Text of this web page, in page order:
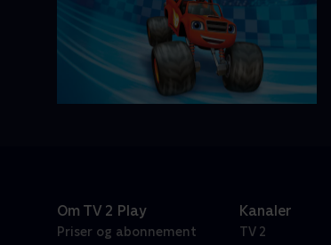
Om TV 2 Play
Priser og abonnement
Kanaler
TV 2